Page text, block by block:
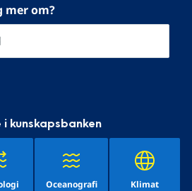
mer om?
kunskapsbanken
Oceanografi Klimat